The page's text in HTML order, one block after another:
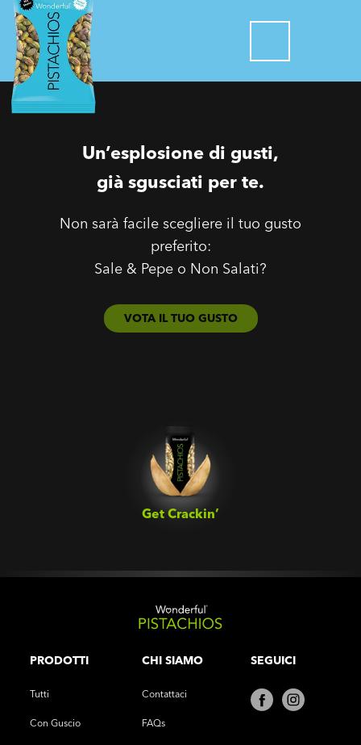
Un’esplosione di gusti,
già sgusciati per te.
Non sarà facile scegliere il tuo gusto
preferito:
Sale & Pepe o Non Salati?
VOTA IL TUO GUSTO
Get Crackin’‎
PRODOTTI
Tutti
Con Guscio
CHI SIAMO
Contattaci
FAQs
SEGUICI